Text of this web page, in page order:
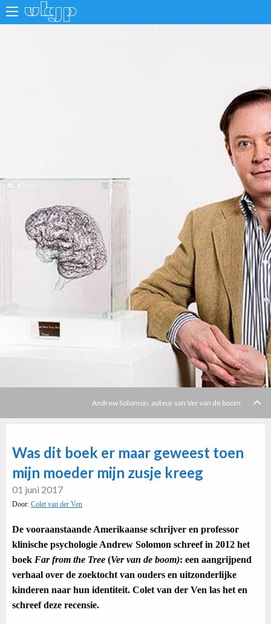
Andrew Solomon, auteur van Ver van de boom
Was dit boek er maar geweest toen
mijn moeder mijn zusje kreeg
01 juni 2017
Door: Colet van der Ven
De vooraanstaande Amerikaanse schrijver en professor
klinische psychologie Andrew Solomon schreef in 2012 het
boek Far from the Tree (Ver van de boom): een aangrijpend
verhaal over de zoektocht van ouders en uitzonderlijke
kinderen naar hun identiteit. Colet van der Ven las het en
schreef deze recensie.